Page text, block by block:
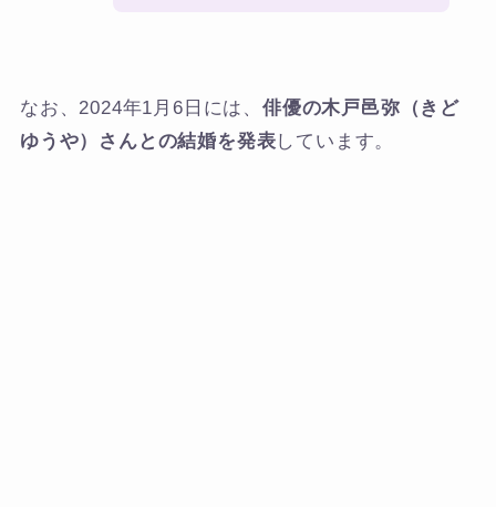
なお、2024年1月6日には、俳優の木戸邑弥（きど
ゆうや）さんとの結婚を発表しています。